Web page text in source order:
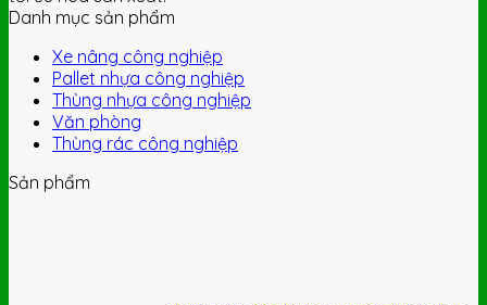
Danh mục sản phẩm
Xe nâng công nghiệp
Pallet nhựa công nghiệp
Thùng nhựa công nghiệp
Văn phòng
Thùng rác công nghiệp
Sản phẩm